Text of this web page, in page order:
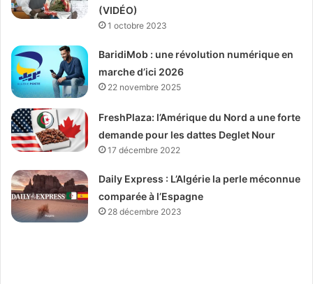
(VIDÉO)
1 octobre 2023
BaridiMob : une révolution numérique en
marche d’ici 2026
22 novembre 2025
FreshPlaza: l’Amérique du Nord a une forte
demande pour les dattes Deglet Nour
17 décembre 2022
Daily Express : L’Algérie la perle méconnue
comparée à l’Espagne
28 décembre 2023